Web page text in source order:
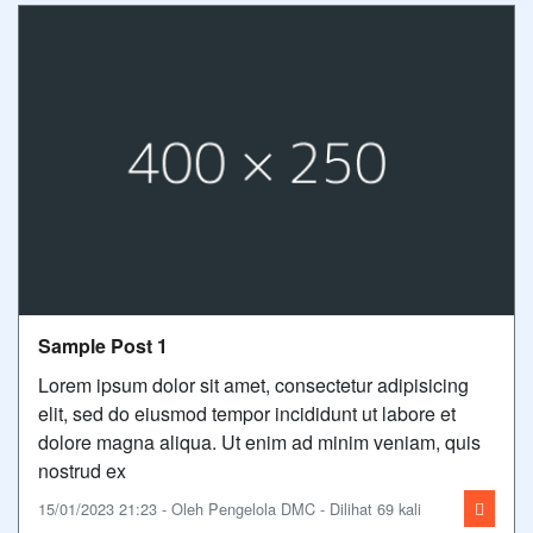
Sample Post 1
Lorem ipsum dolor sit amet, consectetur adipisicing
elit, sed do eiusmod tempor incididunt ut labore et
dolore magna aliqua. Ut enim ad minim veniam, quis
nostrud ex
15/01/2023 21:23 - Oleh Pengelola DMC - Dilihat 69 kali